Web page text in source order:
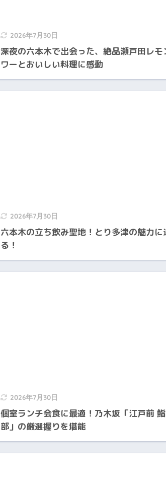
2026年7月30日
深夜の六本木で出会った、絶品瀬戸田レモ
ワーとおいしい料理に感動
2026年7月30日
六本木の立ち飲み聖地！とり多津の魅力に
る！
2026年7月30日
個室ランチ会食に最適！乃木坂「江戸前
部」の厳選握りを堪能